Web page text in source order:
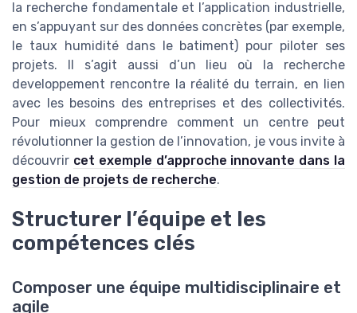
la recherche fondamentale et l’application industrielle,
en s’appuyant sur des données concrètes (par exemple,
le taux humidité dans le batiment) pour piloter ses
projets. Il s’agit aussi d’un lieu où la recherche
developpement rencontre la réalité du terrain, en lien
avec les besoins des entreprises et des collectivités.
Pour mieux comprendre comment un centre peut
révolutionner la gestion de l’innovation, je vous invite à
découvrir cet exemple d’approche innovante dans la
gestion de projets de recherche.
Structurer l’équipe et les
compétences clés
Composer une équipe multidisciplinaire et
agile